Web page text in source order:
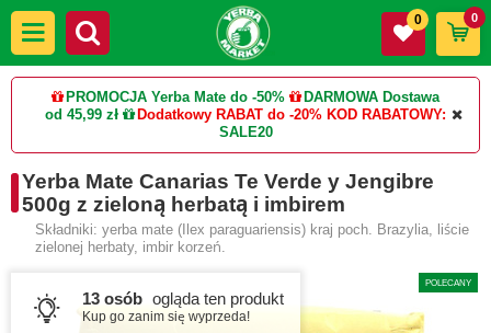
PROMOCJA Yerba Mate do -50%
DARMOWA Dostawa
od 45,99 zł
Dodatkowy RABAT do -20% KOD RABATOWY:
SALE20
0 0
Yerba Mate Canarias Te Verde y Jengibre
500g z zieloną herbatą i imbirem
Składniki: yerba mate (Ilex paraguariensis) kraj poch. Brazylia, liście
zielonej herbaty, imbir korzeń.
POLECANY
13 osób ogląda ten produkt
Kup go zanim się wyprzeda!